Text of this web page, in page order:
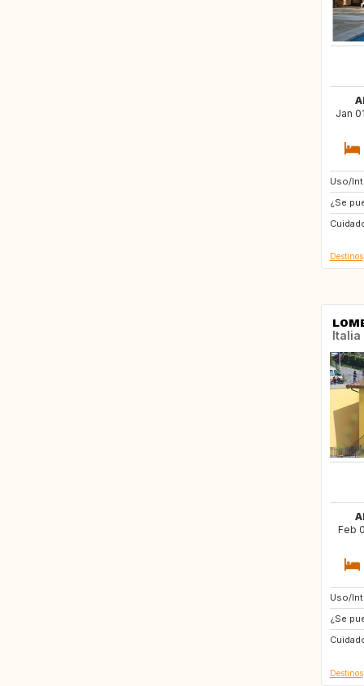
Jan
Uso/
¿Se
SE
Destinos
Italia
Feb
Uso/
¿Se
SE
IT
ES
Destinos